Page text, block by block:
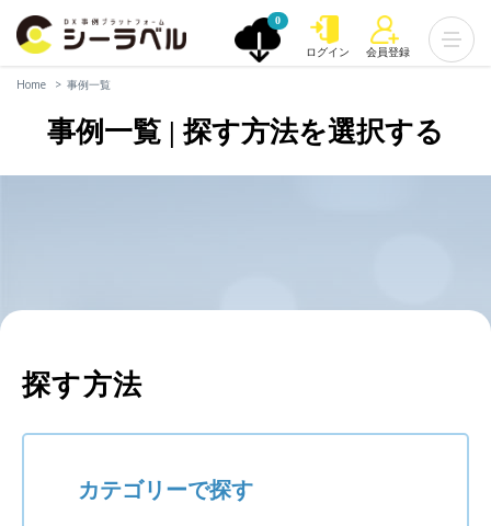
0
ログイン 会員登録
Home 事例一覧
事例一覧 | 探す方法を選択する
探す方法
カテゴリーで探す